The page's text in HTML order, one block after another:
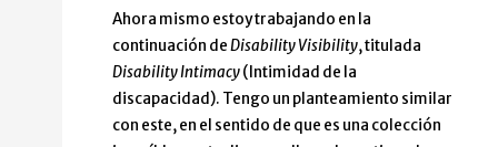
Ahora mismo estoy trabajando en la
continuación deDisability Visibility, titulada
Disability Intimacy(Intimidad de la
discapacidad). Tengo un planteamiento similar
con este, en el sentido de que es una colección